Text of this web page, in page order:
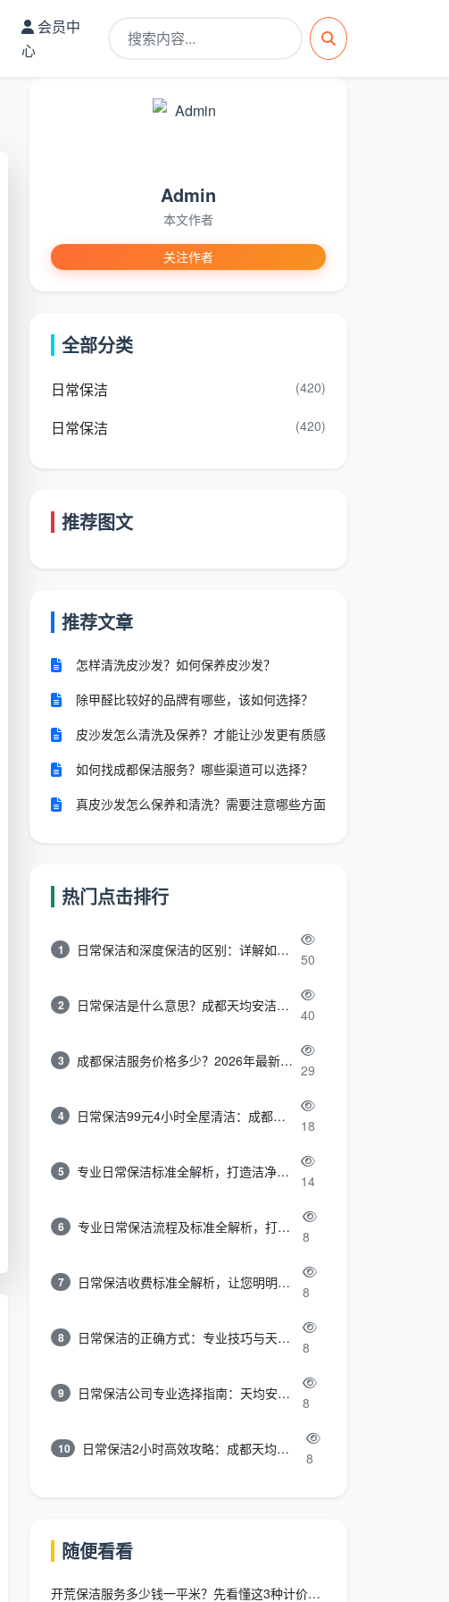
会员中
心
Admin
本文作者
关注作者
全部分类
日常保洁 (420)
日常保洁 (420)
推荐图文
推荐文章
怎样清洗皮沙发？如何保养皮沙发？
除甲醛比较好的品牌有哪些，该如何选择？
皮沙发怎么清洗及保养？才能让沙发更有质感
如何找成都保洁服务？哪些渠道可以选择？
真皮沙发怎么保养和清洗？需要注意哪些方面
热门点击排行
1 日常保洁和深度保洁的区别：详解如何选择最适合的清洁服务
50
2 日常保洁是什么意思？成都天均安洁带你快速区分“日常vs深度vs开荒”
40
3 成都保洁服务价格多少？2026年最新报价表来了，这一篇看透所有费用
29
4 日常保洁99元4小时全屋清洁：成都天均安洁保洁超值服务全解析
18
5 专业日常保洁标准全解析，打造洁净舒适生活空间
14
6 专业日常保洁流程及标准全解析，打造洁净舒适环境
8
7 日常保洁收费标准全解析，让您明明白白消费
8
8 日常保洁的正确方式：专业技巧与天均安洁保洁服务全解析
8
9 日常保洁公司专业选择指南：天均安洁保洁服务全解析
8
10 日常保洁2小时高效攻略：成都天均安洁保洁专业时间管理方案
8
随便看看
开荒保洁服务多少钱一平米？先看懂这3种计价模式，再比价不吃亏